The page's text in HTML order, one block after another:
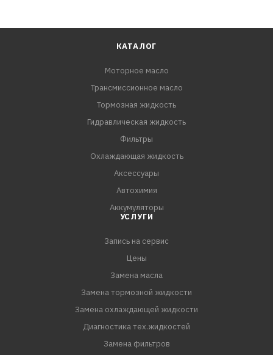
КАТАЛОГ
Моторное масло
Трансмиссионное масло
Тормозная жидкость
Гидравлическая жидкость
Фильтры
Охлаждающая жидкость
Аксессуары
Автохимия
Аккумуляторы
УСЛУГИ
Запись на сервис
Цены
Замена масла
Замена тормозной жидкости
Замена охлаждающей жидкости
Диагностика тех.жидкостей
Замена фильтров